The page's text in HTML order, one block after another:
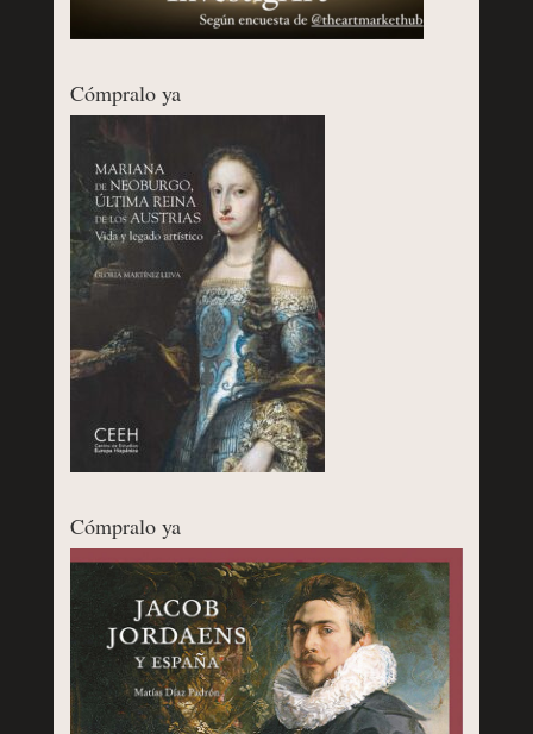
Cómpralo ya
Cómpralo ya